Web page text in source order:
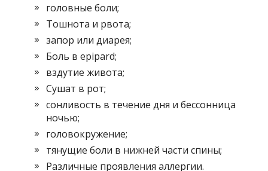
головные боли;
Тошнота и рвота;
запор или диарея;
Боль в epipard;
вздутие живота;
Сушат в рот;
сонливость в течение дня и бессонница
ночью;
головокружение;
тянущие боли в нижней части спины;
Различные проявления аллергии.